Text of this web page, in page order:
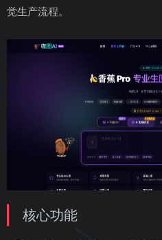
觉生产流程。
核心功能